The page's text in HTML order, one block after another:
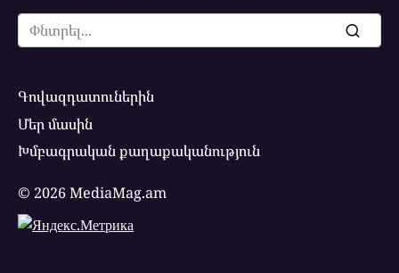
Search
for:
Գովազդատուներին
Մեր մասին
Խմբագրական քաղաքականություն
© 2026 MediaMag.am